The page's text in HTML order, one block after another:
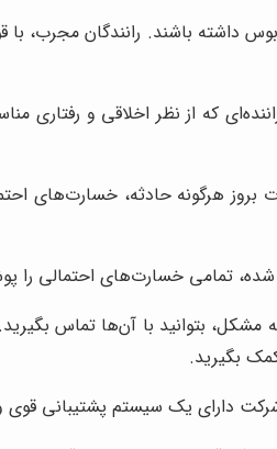
داشته باشند. رانندگان مجرب،
که از نظر اخلاقی و
بروز هرگونه حادثه، خسارت‌های
شده، تمامی خسارت‌های احتمالی
بگیرید.